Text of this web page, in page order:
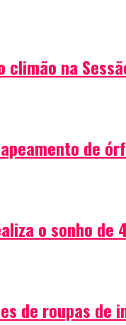
climão na
de
o sonho
de roupas